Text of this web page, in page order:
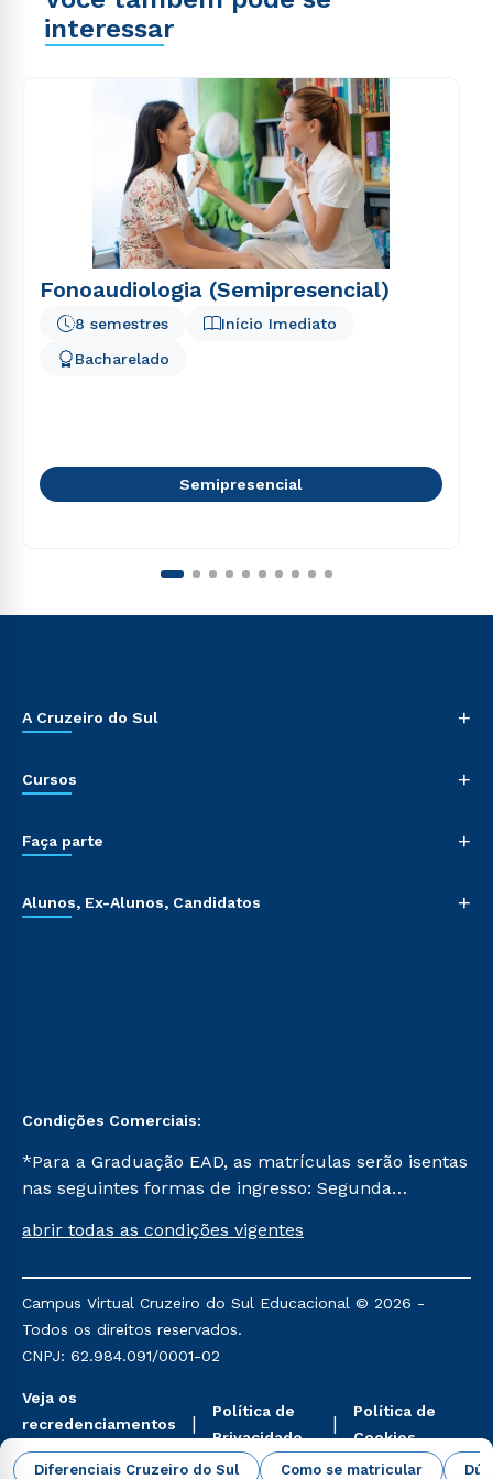
Diferenciais Cruzeiro do Sul Como se matricular
interessar
Fonoaudiologia (Semipresencial)
Início Imediato
8 semestres
Bacharelado
Semipresencial
A Cruzeiro do Sul +
Cursos +
Faça parte +
Alunos, Ex-Alunos, Candidatos +
Condições Comerciais:
*Para a Graduação EAD, as matrículas serão isentas
nas seguintes formas de ingresso: Segunda
Já para as demais, a taxa de matrícula será de R$
mencionadas são referentes aos cursos: Ensino
Religioso, Geografia para a Docência e Metodologia
do Ensino de História: Questões Atuais.
abrir todas as condições vigentes
Campus Virtual Cruzeiro do Sul Educacional © 2026 -
Todos os direitos reservados.
CNPJ: 62.984.091/0001-02
Veja os
recredenciamentos
aqui
Política de
Privacidade
Política de
Cookies